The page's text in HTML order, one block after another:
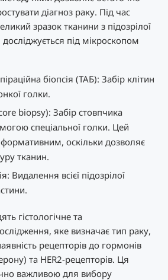
діагноз раку. Під час
зразок тканини з підозрілої
під мікроскопом
біопсія (ТАБ): Забір клітин
голки.
biopsy): Забір стовпчика
спеціальної голки. Цей
оскільки дозволяє
тканин.
Видалення всієї підозрілої
гістологічне та
яке визначає тип раку,
рецепторів до гормонів
та HER2-рецепторів. Ця
важливою для вибору